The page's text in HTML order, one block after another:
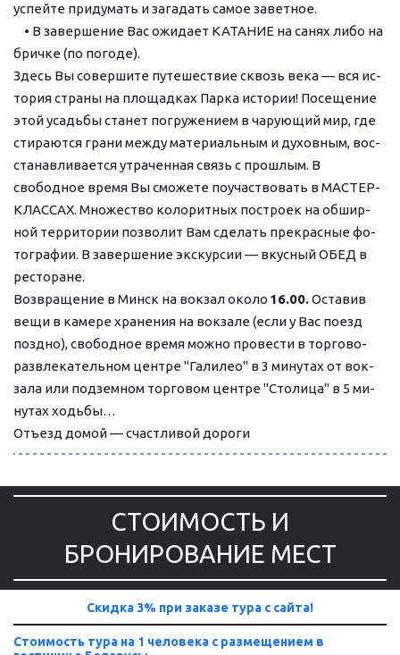
успейте придумать и загадать самое заветное.
• В завершение Вас ожидает КАТАНИЕ на санях либо на
бричке (по погоде).
Здесь Вы со­вер­ши­те пу­те­ше­ствие сквозь ве­ка — вся ис­
то­рия стра­ны на площадках Парка ис­то­рии! По­се­ще­ние
этой усадь­бы ста­нет по­гру­же­ни­ем в ча­ру­ю­щий мир, где
сти­ра­ют­ся гра­ни меж­ду ма­те­ри­аль­ным и ду­хов­ным, вос­
ста­нав­ли­ва­ет­ся утра­чен­ная связь с про­шлым. В
свободное вре­мя Вы смо­же­те по­участ­во­вать в МАСТЕР-
КЛАССАХ. Множество ко­ло­рит­ных по­стро­ек на об­шир­
ной тер­ри­то­рии поз­во­лит Вам сде­лать пре­крас­ные фо­
то­гра­фии. В за­вер­ше­ние экс­кур­сии — вкус­ный ОБЕД в
ре­сто­ра­не.
Воз­вра­ще­ние в Минск на вок­зал око­ло 16.00. Оста­вив
ве­щи в ка­ме­ре хра­не­ния на вок­за­ле (ес­ли у Вас по­езд
позд­но), свободное вре­мя мож­но про­ве­сти в торгово-
развлекательном цен­тре "Га­ли­лео" в 3 ми­ну­тах от вок­
за­ла или под­зем­ном тор­го­вом цен­тре "Сто­ли­ца" в 5 ми­
ну­тах ходь­бы…
Отъ­езд до­мой — счаст­ли­вой до­ро­ги
СТОИМОСТЬ И
БРОНИРОВАНИЕ МЕСТ
Скидка 3% при заказе тура с сайта!
Стоимость тура на 1 человека с размещением в